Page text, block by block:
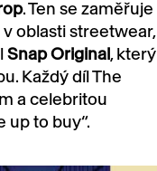
. Ten se zaměřuje
oblasti streetwear,
Snap Original, který
Každý díl The
a celebritou
up to buy“.